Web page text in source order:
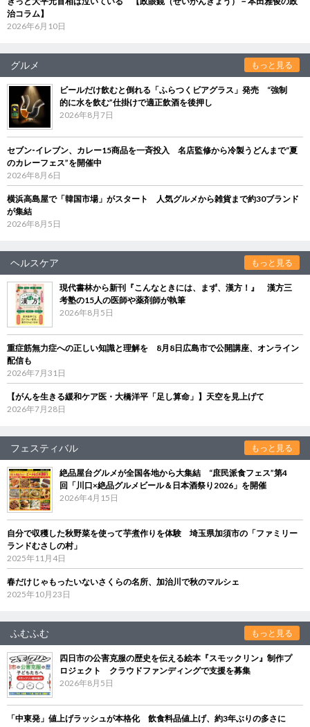
治コラム】
2026年6月10日
グルメ もっと見る
ビールだけ飲むと倒れる「ふらつくビアグラス」発売 “強制
的に水を飲む”仕掛けで適正飲酒を後押し
2026年8月7日
セブン‐イレブン、カレー15商品を一斉投入 名店監修から冷製うどんまで“夏
のカレーフェス”を開催中
2026年8月6日
横浜高島屋で「韓国市場」がスタート 人気グルメから雑貨まで約30ブランド
が集結
2026年8月5日
ヘルスケア もっと見る
現代書林から新刊『こんなときには、まず、漢方！』 漢方三
考塾の15人の医師や薬剤師が執筆
2026年8月5日
重症筋無力症への正しい知識と理解を 8月8日広島市で公開講座、オンライン
配信も
2026年7月31日
【がんを生きる緩和ケア医・大橋洋平「足し算命」】天空を見上げて
2026年7月28日
フェスティバル もっと見る
絶品屋台グルメが全国各地から大集結 “庶民派食フェス”第4
回「川口×絶品グルメビール＆日本酒祭り2026」を開催
2026年4月15日
自分で収穫した秋野菜を使って芋煮作りを体験 埼玉県加須市の「ファミリー
ランドむさしの村」
2025年11月4日
春だけじゃもったいないさくらの名所、加治川で秋のマルシェ
2025年10月23日
ふむふむ もっと見る
四日市の公害克服の歴史を伝える絵本『スモックリン』制作プ
ロジェクト クラウドファンディングで支援を募集
2026年8月5日
「中東発」値上げラッシュが本格化 飲食料品値上げ、約3年ぶりの多さに